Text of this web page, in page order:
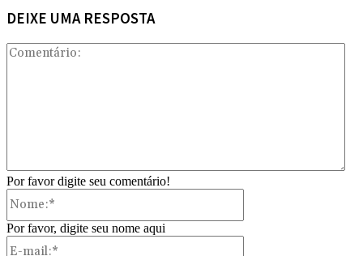
DEIXE UMA RESPOSTA
Por favor digite seu comentário!
Por favor, digite seu nome aqui